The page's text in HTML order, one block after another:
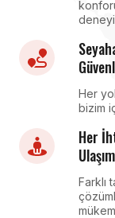
Her
bizim
Her
Farklı